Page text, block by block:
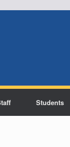
Students